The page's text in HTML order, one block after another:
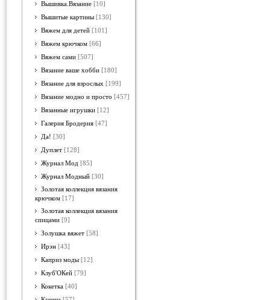
Вышивка.Вязание [10]
Вышитые картины [130]
Вяжем для детей [101]
Вяжем крючком [66]
Вяжем сами [507]
Вязание ваше хобби [180]
Вязание для взрослых [199]
Вязание модно и просто [457]
Вязанные игрушки [12]
Галерия Бродерия [47]
Да! [30]
Дуплет [128]
Журнал Мод [85]
Журнал Модный [30]
Золотая коллекция вязания
крючком [17]
Золотая коллекция вязания
спицами [9]
Золушка вяжет [58]
Ирэн [43]
Каприз моды [12]
Клуб'ОКей [79]
Кокетка [40]